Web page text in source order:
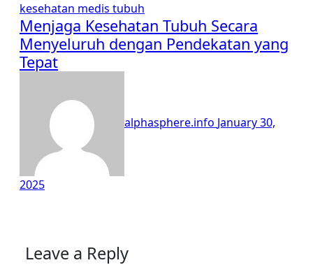
kesehatan medis tubuh
Menjaga Kesehatan Tubuh Secara
Menyeluruh dengan Pendekatan yang
Tepat
alphasphere.info January 30,
2025
Leave a Reply